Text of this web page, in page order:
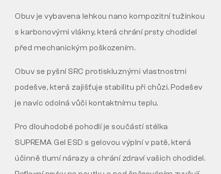
Obuv je vybavena lehkou nano kompozitní tužinkou
s karbonovými vlákny, která chrání prsty chodidel
před mechanickým poškozením.
Obuv se pyšní SRC protiskluznými vlastnostmi
podešve, která zajišťuje stabilitu při chůzi. Podešev
je navíc odolná vůči kontaktnímu teplu.
Pro dlouhodobé pohodlí je součástí stélka
SUPREMA Gel ESD s gelovou výplní v patě, která
účinně tlumí nárazy a chrání zdraví vašich chodidel.